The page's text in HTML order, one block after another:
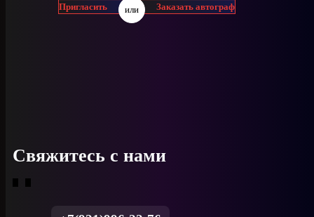
Пригласить или Заказать автограф
Свяжитесь с нами